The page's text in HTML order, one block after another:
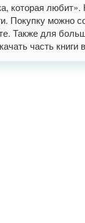
которая
Покупку можно
Также для
часть